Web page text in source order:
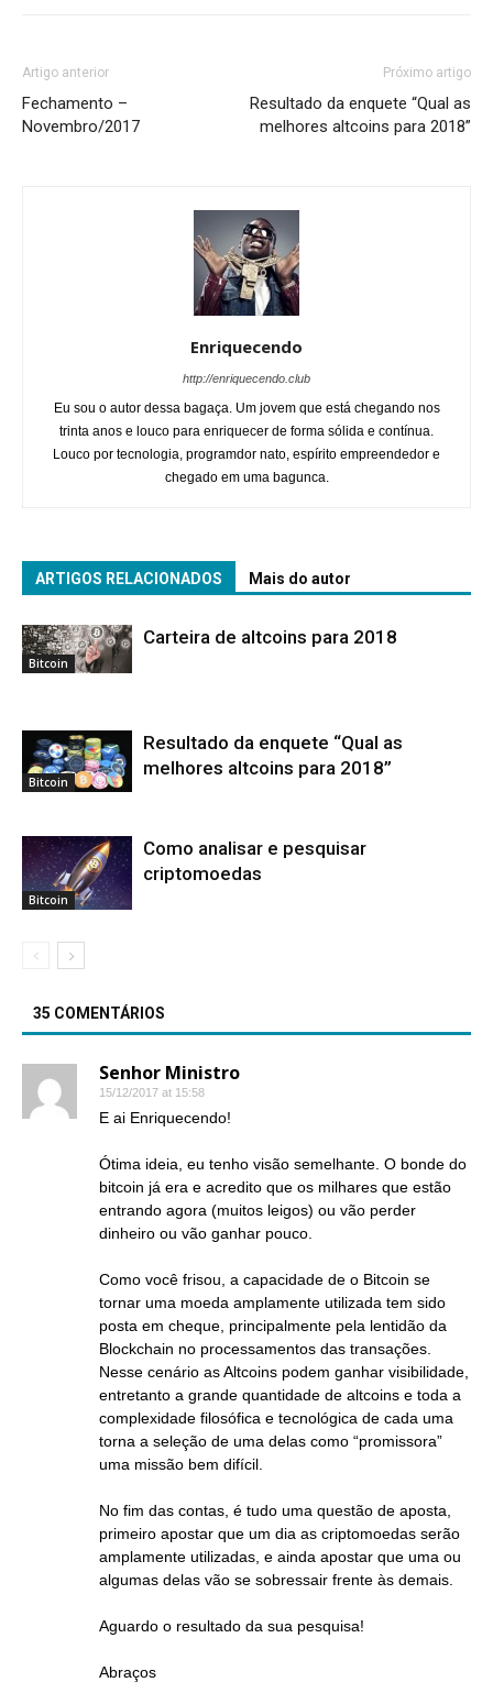
Artigo anterior
Fechamento –
Novembro/2017
Próximo artigo
Resultado da enquete “Qual as
melhores altcoins para 2018”
Enriquecendo
http://enriquecendo.club
Eu sou o autor dessa bagaça. Um jovem que está chegando nos
trinta anos e louco para enriquecer de forma sólida e contínua.
Louco por tecnologia, programdor nato, espírito empreendedor e
chegado em uma bagunca.
ARTIGOS RELACIONADOS Mais do autor
Bitcoin
Carteira de altcoins para 2018
Bitcoin
Resultado da enquete “Qual as
melhores altcoins para 2018”
Bitcoin
Como analisar e pesquisar
criptomoedas
35 COMENTÁRIOS
Senhor Ministro
15/12/2017 at 15:58
E ai Enriquecendo!
Ótima ideia, eu tenho visão semelhante. O bonde do
bitcoin já era e acredito que os milhares que estão
entrando agora (muitos leigos) ou vão perder
dinheiro ou vão ganhar pouco.
Como você frisou, a capacidade de o Bitcoin se
tornar uma moeda amplamente utilizada tem sido
posta em cheque, principalmente pela lentidão da
Blockchain no processamentos das transações.
Nesse cenário as Altcoins podem ganhar visibilidade,
entretanto a grande quantidade de altcoins e toda a
complexidade filosófica e tecnológica de cada uma
torna a seleção de uma delas como “promissora”
uma missão bem difícil.
No fim das contas, é tudo uma questão de aposta,
primeiro apostar que um dia as criptomoedas serão
amplamente utilizadas, e ainda apostar que uma ou
algumas delas vão se sobressair frente às demais.
Aguardo o resultado da sua pesquisa!
Abraços